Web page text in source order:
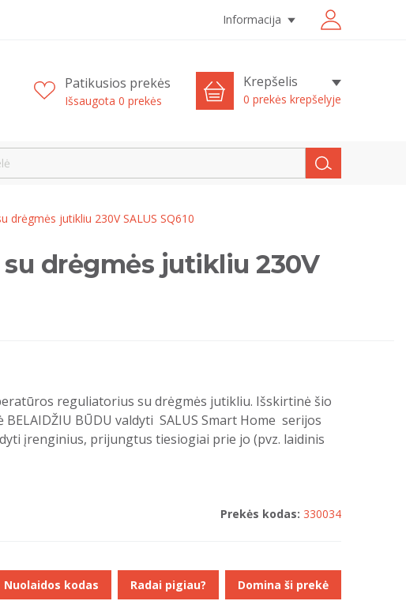
Informacija
Patikusios prekės
Išsaugota 0 prekės
Krepšelis
0 prekės krepšelyje
jutikliu 230V SALUS SQ610
drėgmės jutikliu 230V
reguliatorius su drėgmės jutikliu. Išskirtinė šio
BŪDU valdyti SALUS Smart Home serijos
įrenginius, prijungtus tiesiogiai prie jo (pvz. laidinis
Prekės kodas: 330034
Nuolaidos kodas Radai pigiau? Domina ši prekė